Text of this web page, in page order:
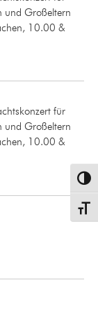
und Großeltern
10.00 &
für
und Großeltern
10.00 &